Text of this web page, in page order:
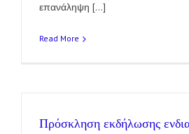
επανάληψη [...]
Read More
Πρόσκληση εκδήλωσης